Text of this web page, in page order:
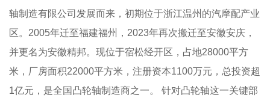
轴制造有限公司发展而来，初期位于浙江温州的汽摩配产业
区。2005年迁至福建福州，2023年再次搬迁至安徽安庆，
并更名为安徽精邦。现位于宿松经开区，占地28000平方
米，厂房面积22000平方米，注册资本1100万元，总投资超
1亿元，是全国凸轮轴制造商之一。 针对凸轮轴这一关键部